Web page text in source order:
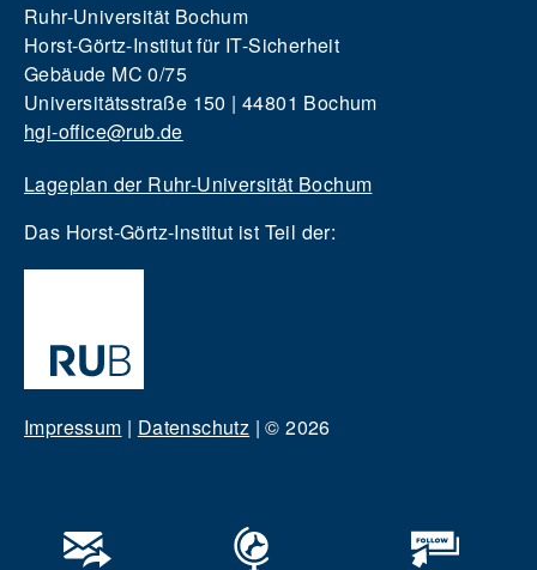
Ruhr-Universität Bochum
Horst-Görtz-Institut für IT-Sicherheit
Gebäude MC 0/75
Universitätsstraße 150 | 44801 Bochum
hgi-office@rub.de
Lageplan der Ruhr-Universität Bochum
Das Horst-Görtz-Institut ist Teil der:
Impressum | Datenschutz |© 2026